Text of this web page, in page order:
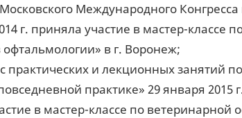
Международного
г. приняла участие в мастер-
офтальмологии» в г. Воронеж;
практических и лекционных занятий
практике» 29 января 2015
в мастер-классе по ветеринарной